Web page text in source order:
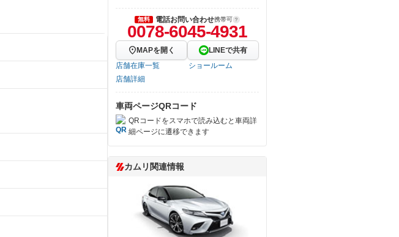
無料 電話お問い合わせ携帯可
0078-6045-4931
MAPを開く
LINEで共有
店舗在庫一覧
ショールーム
店舗詳細
車両ページQRコード
QRコードをスマホで読み込むと車両詳
細ページに遷移できます
カムリ関連情報